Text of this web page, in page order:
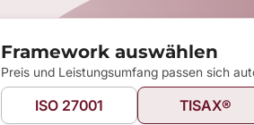
Framework auswählen
Preis und Leistungsumfang passen sich
ISO 27001 TISAX®